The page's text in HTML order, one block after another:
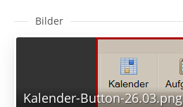
Bilder
Kalender-Button-26.03.png